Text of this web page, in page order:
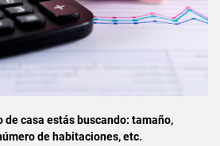
casa estás buscando: tamaño,
de habitaciones, etc.